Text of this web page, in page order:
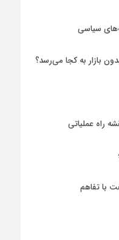
سیاسی
بازار به کجا می‌رسد؟
راه عملیاتی
با تفاهم